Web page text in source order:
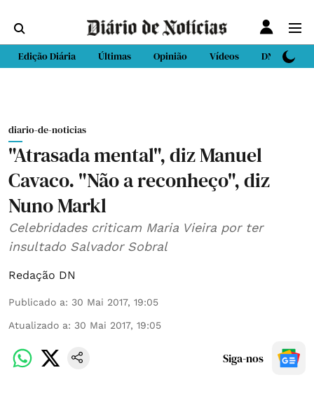
Edição Diária Últimas Opinião Vídeos DN Sport
diario-de-noticias
"Atrasada mental", diz Manuel
Cavaco. "Não a reconheço", diz
Nuno Markl
Celebridades criticam Maria Vieira por ter
insultado Salvador Sobral
Redação DN
Publicado a: 30 Mai 2017, 19:05
Atualizado a: 30 Mai 2017, 19:05
Siga-nos